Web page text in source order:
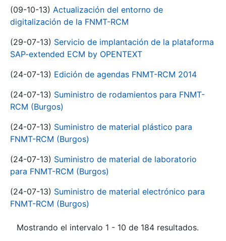
(09-10-13) Actualización del entorno de
digitalización de la FNMT-RCM
(29-07-13) Servicio de implantación de la plataforma
SAP-extended ECM by OPENTEXT
(24-07-13) Edición de agendas FNMT-RCM 2014
(24-07-13) Suministro de rodamientos para FNMT-
RCM (Burgos)
(24-07-13) Suministro de material plástico para
FNMT-RCM (Burgos)
(24-07-13) Suministro de material de laboratorio
para FNMT-RCM (Burgos)
(24-07-13) Suministro de material electrónico para
FNMT-RCM (Burgos)
Mostrando el intervalo 1 - 10 de 184 resultados.